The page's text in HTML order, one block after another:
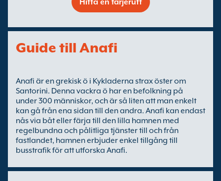
Hitta en färjerutt
Guide till Anafi
Anafi är en grekisk ö i Kykladerna strax öster om
Santorini. Denna vackra ö har en befolkning på
under 300 människor, och är så liten att man enkelt
kan gå från ena sidan till den andra. Anafi kan endast
nås via båt eller färja till den lilla hamnen med
regelbundna och pålitliga tjänster till och från
fastlandet, hamnen erbjuder enkel tillgång till
busstrafik för att utforska Anafi.